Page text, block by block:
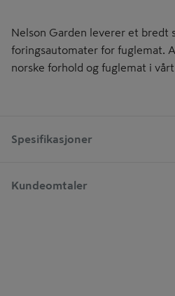
Nelson Garden leverer et bredt
foringsautomater for fuglemat.
norske forhold og fuglemat i
Spesifikasjoner
Kundeomtaler